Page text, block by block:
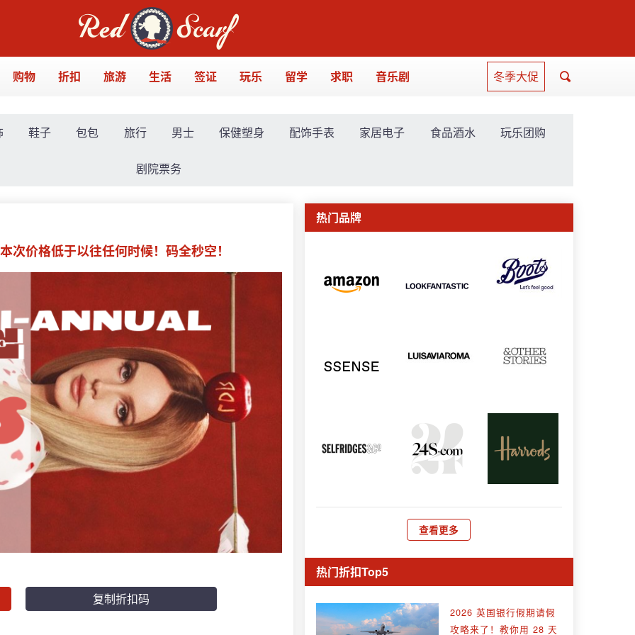
购物 折扣 旅游 生活 签证 玩乐 留学 求职 音乐剧 冬季大促
鞋子 包包 旅行 男士 保健塑身 配饰手表 家居电子 食品酒水 玩乐团购
剧院票务
价格低于以往任何时候！码全秒空！
复制折扣码
热门品牌
查看更多
热门折扣Top5
2026 英国银行假期请假
攻略来了！教你用 28 天